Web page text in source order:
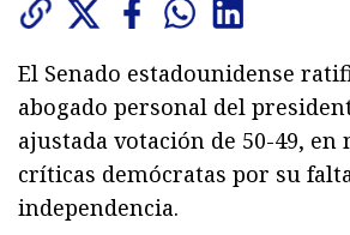
El Senado estadounidense
abogado personal del
ajustada votación de 50-49, en
críticas demócratas por su
independencia.